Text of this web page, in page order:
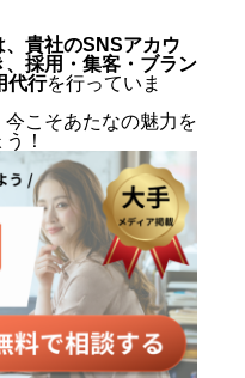
お問い合わせ
貴社のSNSアカウ
採用・集客・ブラン
代行を行っていま
今こそあたなの魅力を
！